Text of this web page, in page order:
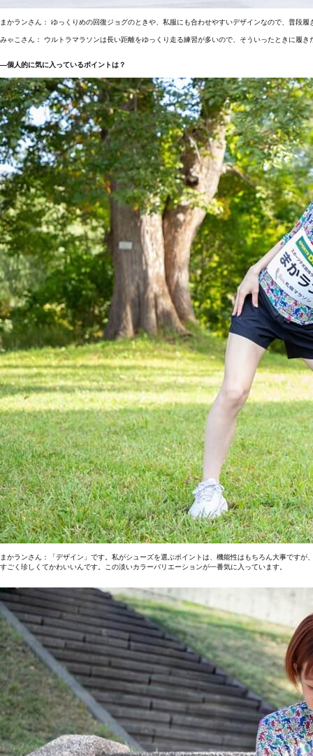
まかランさん： ゆっくりめの回復ジョグのときや、私服にも合わせやすいデザインなので、普段
みゃこさん： ウルトラマラソンは長い距離をゆっくり走る練習が多いので、そういったときに履き
―個人的に気に入っているポイントは？
まかランさん：「デザイン」です。私がシューズを選ぶポイントは、機能性はもちろん大事です
すごく珍しくてかわいいんです。この淡いカラーバリエーションが一番気に入っています。